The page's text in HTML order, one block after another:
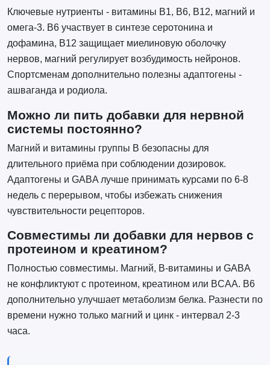
Ключевые нутриенты - витамины B1, B6, B12, магний и
омега-3. B6 участвует в синтезе серотонина и
дофамина, B12 защищает миелиновую оболочку
нервов, магний регулирует возбудимость нейронов.
Спортсменам дополнительно полезны адаптогены -
ашваганда и родиола.
Можно ли пить добавки для нервной
системы постоянно?
Магний и витамины группы B безопасны для
длительного приёма при соблюдении дозировок.
Адаптогены и GABA лучше принимать курсами по 6-8
недель с перерывом, чтобы избежать снижения
чувствительности рецепторов.
Совместимы ли добавки для нервов с
протеином и креатином?
Полностью совместимы. Магний, B-витамины и GABA
не конфликтуют с протеином, креатином или BCAA. B6
дополнительно улучшает метаболизм белка. Разнести по
времени нужно только магний и цинк - интервал 2-3
часа.